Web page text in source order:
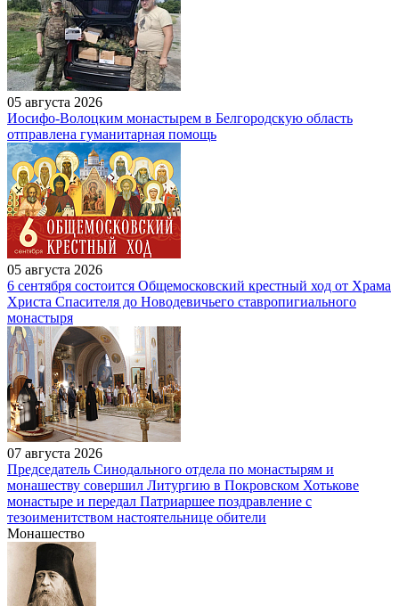
05 августа 2026
Иосифо-Волоцким монастырем в Белгородскую область
отправлена гуманитарная помощь
05 августа 2026
6 сентября состоится Общемосковский крестный ход от Храма
Христа Спасителя до Новодевичьего ставропигиального
монастыря
07 августа 2026
Председатель Синодального отдела по монастырям и
монашеству совершил Литургию в Покровском Хотькове
монастыре и передал Патриаршее поздравление с
тезоименитством настоятельнице обители
Монашество